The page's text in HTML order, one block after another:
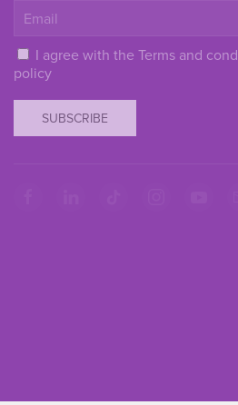
I agree with the Terms and
policy
SUBSCRIBE